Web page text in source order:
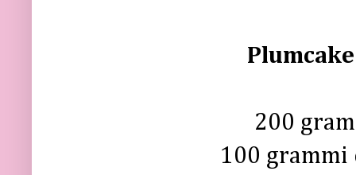
200
100 grammi